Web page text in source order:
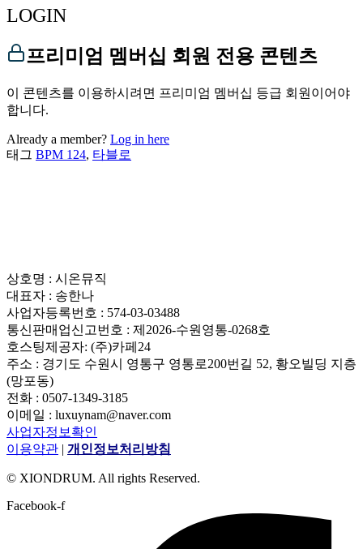
LOGIN
프리미엄 멤버십 회원 전용 콘텐츠
이 콘텐츠를 이용하시려면 프리미엄 멤버십 등급 회원이어야
합니다.
Already a member? Log in here
태그 BPM 124, 타블로
상호명 : 시온뮤직
대표자 : 송한나
사업자등록번호 : 574-03-03488
통신판매업신고번호 : 제2026-수원영통-0268호
호스팅제공자: (주)카페24
주소 : 경기도 수원시 영통구 영통로200번길 52, 황오빌딩 지층
(망포동)
전화 : 0507-1349-3185
이메일 : luxuynam@naver.com
사업자정보확인
이용약관 | 개인정보처리방침
© XIONDRUM. All rights Reserved.
Facebook-f